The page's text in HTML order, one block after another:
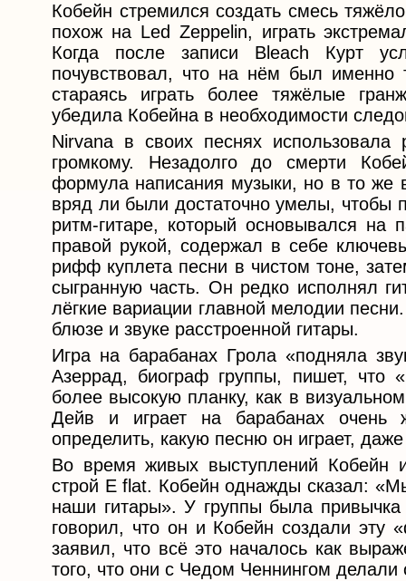
Кобейн стремился создать смесь
похож на Led Zeppelin, играть
Когда после записи Bleach Курт
почувствовал, что на нём был именно
стараясь играть более тяжёлые
убедила Кобейна в необходимости
Nirvana в своих песнях использовала
громкому. Незадолго до смерти
формула написания музыки, но в то же
вряд ли были достаточно умелы, чтобы
ритм-гитаре, который основывался на
правой рукой, содержал в себе
рифф куплета песни в чистом тоне,
сыгранную часть. Он редко исполнял
лёгкие вариации главной мелодии
блюзе и звуке расстроенной гитары.
Игра на барабанах Грола «подняла
Азеррад, биограф группы, пишет, что
более высокую планку, как в
Дейв и играет на барабанах очень
определить, какую песню он играет,
Во время живых выступлений Кобейн
строй E flat. Кобейн однажды сказал:
наши гитары». У группы была привычка
говорил, что он и Кобейн создали эту
заявил, что всё это началось как
того, что они с Чедом Ченнингом